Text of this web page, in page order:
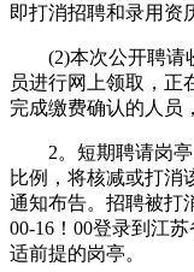
即打消招聘和录用资
(2)本次公开聘请收
员进行网上领取，正
完成缴费确认的人员
2。短期聘请岗亭
比例，将核减或打消
通知布告。招聘被打
00-16！00登录到江
适前提的岗亭。